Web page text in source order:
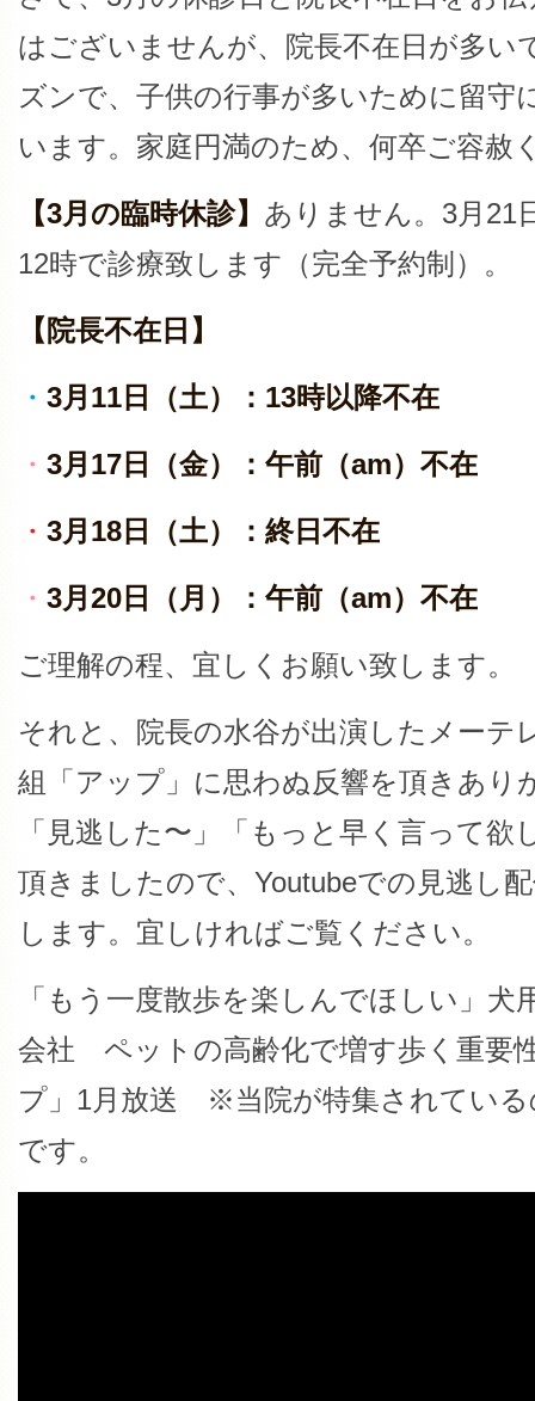
はございませんが、院長不在日が多い
ズンで、子供の行事が多いために留守
います。家庭円満のため、何卒ご容赦
【3月の臨時休診】 ありません。3月21
12時で診療致します（完全予約制）。
【院長不在日】
・ 3月11日（土）：13時以降不在
・ 3月17日（金）：午前（am）不在
・ 3月18日（土）：終日不在
・ 3月20日（月）：午前（am）不在
ご理解の程、宜しくお願い致します。
それと、院長の水谷が出演したメーテ
組「アップ」に思わぬ反響を頂きあり
「見逃した〜」「もっと早く言って
頂きましたので、Youtubeでの見逃し
します。宜しければご覧ください。
「もう一度散歩を楽しんでほしい」犬
会社 ペットの高齢化で増す歩く重要
プ」1月放送 ※当院が特集されている
です。